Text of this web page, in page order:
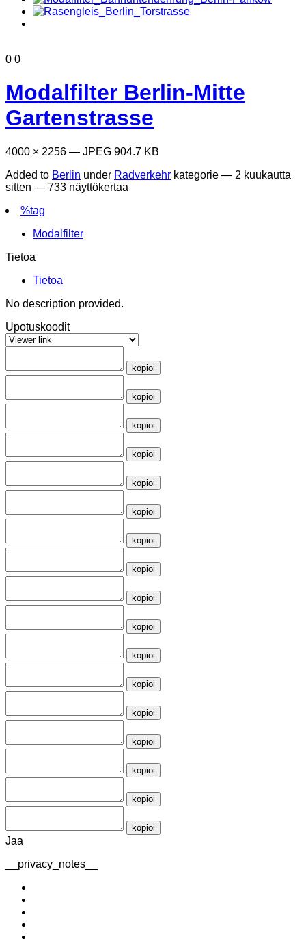
0 0
Modalfilter Berlin-Mitte
Gartenstrasse
4000 × 2256 — JPEG 904.7 KB
Added to Berlin under Radverkehr kategorie — 2 kuukautta
sitten — 733 näyttökertaa
%tag
Modalfilter
Tietoa
Tietoa
No description provided.
Upotuskoodit
kopioi
kopioi
kopioi
kopioi
kopioi
kopioi
kopioi
kopioi
kopioi
kopioi
kopioi
kopioi
kopioi
kopioi
kopioi
kopioi
kopioi
Jaa
__privacy_notes__